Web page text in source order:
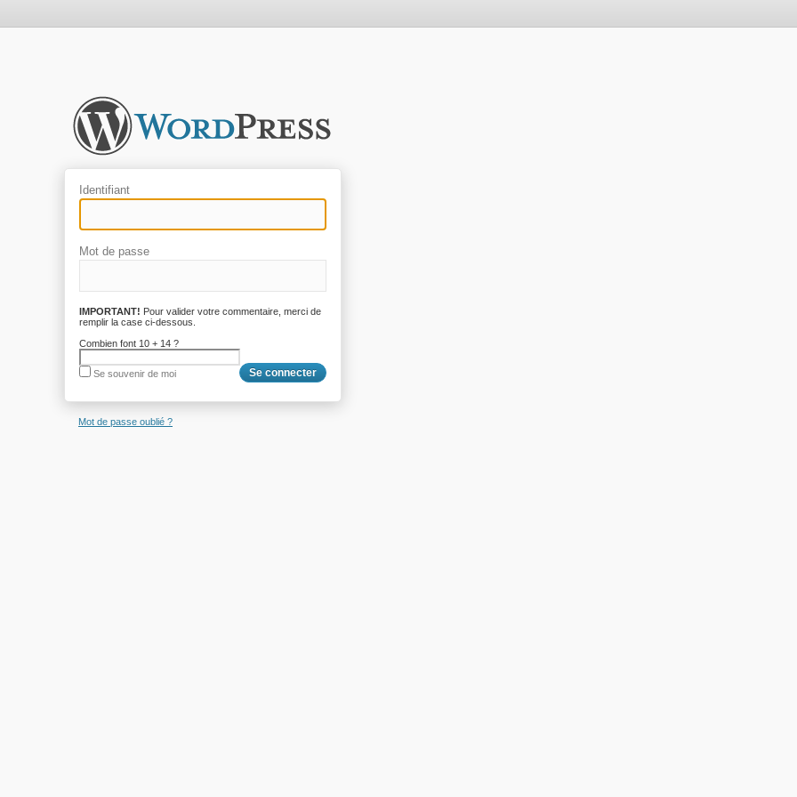
Identifiant
Mot de passe
IMPORTANT! Pour valider votre commentaire, merci de
remplir la case ci-dessous.
Combien font 10 + 14 ?
Se souvenir de moi
Mot de passe oublié ?